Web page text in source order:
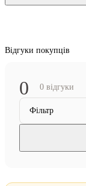
Відгуки покупців
0 0 відгуки
Фільтр